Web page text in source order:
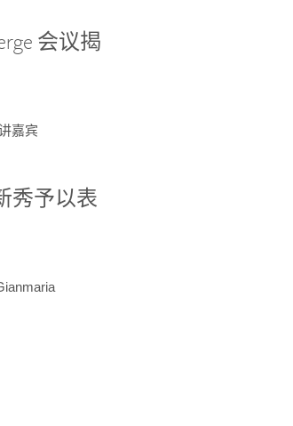
会议揭
嘉宾
秀予以表